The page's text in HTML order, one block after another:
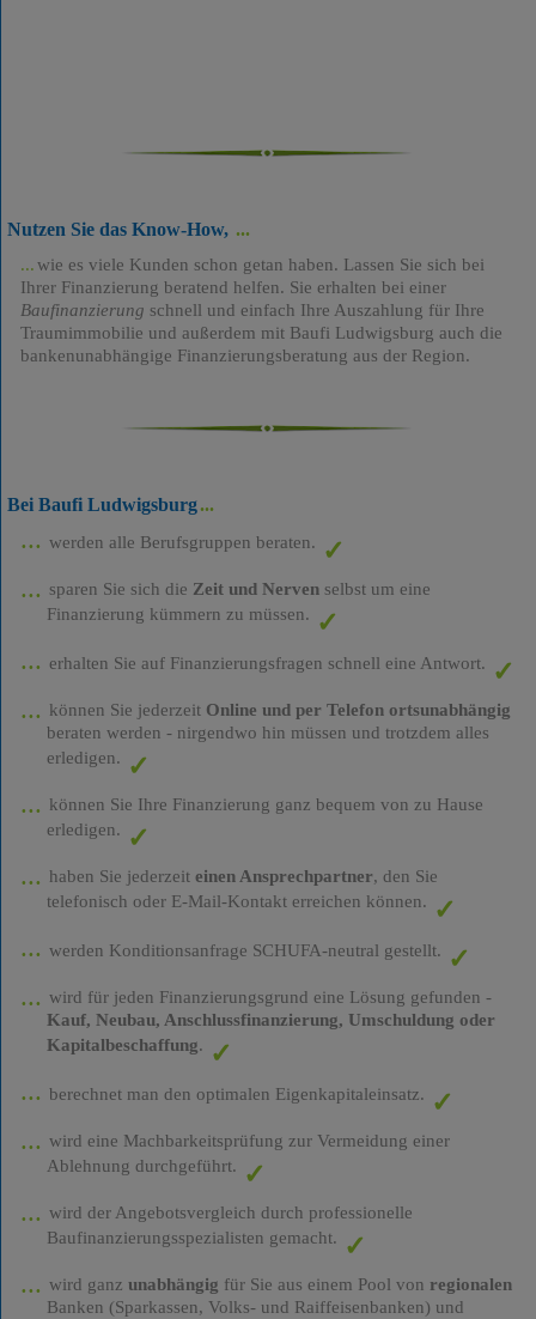
Nutzen Sie das Know-How,
wie es viele Kunden schon getan haben. Lassen Sie sich bei
Ihrer Finanzierung beratend helfen. Sie erhalten bei einer
Baufinanzierung schnell und einfach Ihre Auszahlung für Ihre
Traumimmobilie und außerdem mit Baufi Ludwigsburg auch die
bankenunabhängige Finanzierungsberatung aus der Region.
Bei Baufi Ludwigsburg
werden alle Berufsgruppen beraten.
sparen Sie sich die Zeit und Nervenselbst um eine
Finanzierung kümmern zu müssen.
erhalten Sie auf Finanzierungsfragen schnell eine Antwort.
können Sie jederzeit Online und per Telefon ortsunabhängig
beraten werden - nirgendwo hin müssen und trotzdem alles
erledigen.
können Sie Ihre Finanzierung ganz bequem von zu Hause
erledigen.
haben Sie jederzeit einen Ansprechpartner, den Sie
telefonisch oder E-Mail-Kontakt erreichen können.
werden Konditionsanfrage SCHUFA-neutral gestellt.
wird für jeden Finanzierungsgrund eine Lösung gefunden -
Kauf, Neubau, Anschlussfinanzierung, Umschuldung oder
Kapitalbeschaffung.
berechnet man den optimalen Eigenkapitaleinsatz.
wird eine Machbarkeitsprüfung zur Vermeidung einer
Ablehnung durchgeführt.
wird der Angebotsvergleich durch professionelle
Baufinanzierungsspezialisten gemacht.
wird ganz unabhängig für Sie aus einem Pool von regionalen
Banken (Sparkassen, Volks- und Raiffeisenbanken) und